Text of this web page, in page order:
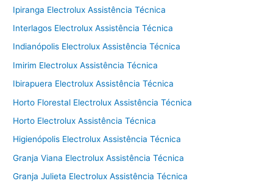
Ipiranga Electrolux Assistência Técnica
Interlagos Electrolux Assistência Técnica
Indianópolis Electrolux Assistência Técnica
Imirim Electrolux Assistência Técnica
Ibirapuera Electrolux Assistência Técnica
Horto Florestal Electrolux Assistência Técnica
Horto Electrolux Assistência Técnica
Higienópolis Electrolux Assistência Técnica
Granja Viana Electrolux Assistência Técnica
Granja Julieta Electrolux Assistência Técnica